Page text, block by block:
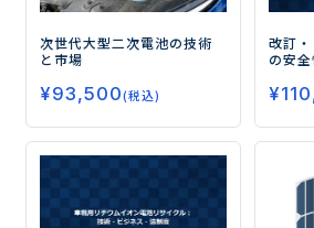
次世代大型二次電池の技術
と市場
¥93,500(税込)
改訂
の安
の対
¥